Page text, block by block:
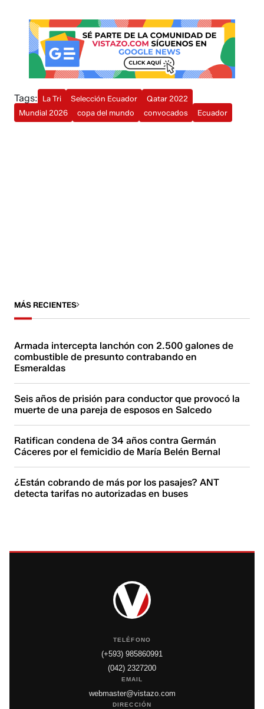
Tags: La Tri Selección Ecuador
Qatar 2022
Mundial 2026
copa del mundo convocados Ecuador
MÁS RECIENTES
Armada intercepta lanchón con 2.500 galones de
combustible de presunto contrabando en
Esmeraldas
Seis años de prisión para conductor que provocó la
muerte de una pareja de esposos en Salcedo
Ratifican condena de 34 años contra Germán
Cáceres por el femicidio de María Belén Bernal
¿Están cobrando de más por los pasajes? ANT
detecta tarifas no autorizadas en buses
TELÉFONO
(+593) 985860991
(042) 2327200
EMAIL
webmaster@vistazo.com
DIRECCIÓN